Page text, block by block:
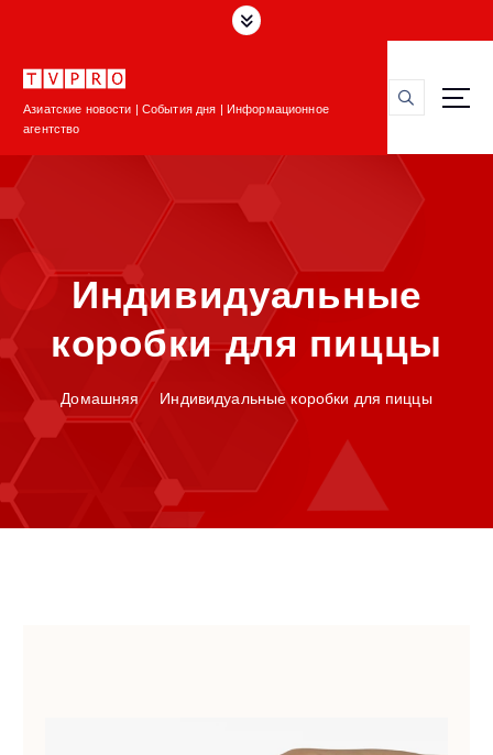
к
Азиатские новости | События дня | Информационное
агентство
Индивидуальные
коробки для пиццы
Домашняя Индивидуальные коробки для пиццы